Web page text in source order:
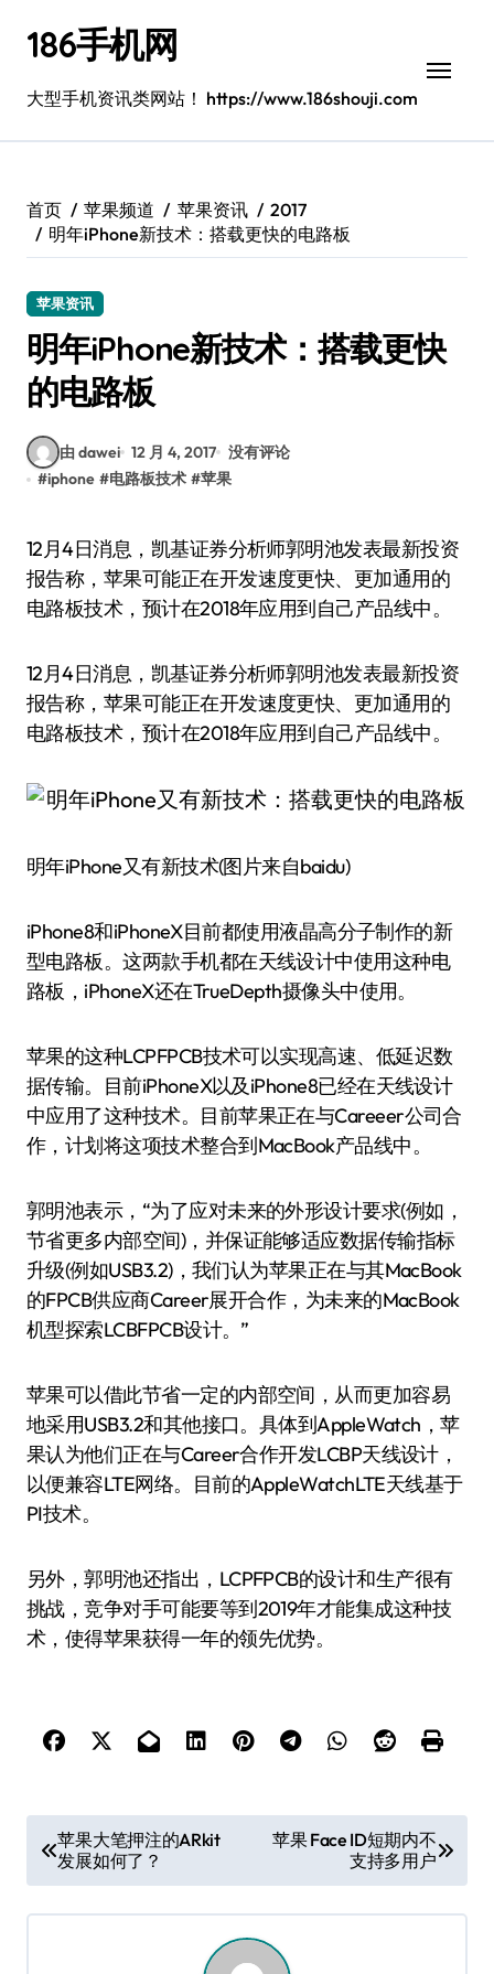
186手机网
大型手机资讯类网站！ https://www.186shouji.com
首页 苹果频道 苹果资讯
2017
明年iPhone新技术：搭载更快的电路板
苹果资讯
明年iPhone新技术：搭载更快
的电路板
由 dawei 12 月 4, 2017 没有评论
#iphone #电路板技术 #苹果
12月4日消息，凯基证券分析师郭明池发表最新投资
报告称，苹果可能正在开发速度更快、更加通用的
电路板技术，预计在2018年应用到自己产品线中。
12月4日消息，凯基证券分析师郭明池发表最新投资
报告称，苹果可能正在开发速度更快、更加通用的
电路板技术，预计在2018年应用到自己产品线中。
明年iPhone又有新技术(图片来自baidu)
iPhone8和iPhoneX目前都使用液晶高分子制作的新
型电路板。这两款手机都在天线设计中使用这种电
路板，iPhoneX还在TrueDepth摄像头中使用。
苹果的这种LCPFPCB技术可以实现高速、低延迟数
据传输。目前iPhoneX以及iPhone8已经在天线设计
中应用了这种技术。目前苹果正在与Careeer公司合
作，计划将这项技术整合到MacBook产品线中。
郭明池表示，“为了应对未来的外形设计要求(例如，
节省更多内部空间)，并保证能够适应数据传输指标
升级(例如USB3.2)，我们认为苹果正在与其MacBook
的FPCB供应商Career展开合作，为未来的MacBook
机型探索LCBFPCB设计。”
苹果可以借此节省一定的内部空间，从而更加容易
地采用USB3.2和其他接口。具体到AppleWatch，苹
果认为他们正在与Career合作开发LCBP天线设计，
以便兼容LTE网络。目前的AppleWatchLTE天线基于
PI技术。
另外，郭明池还指出，LCPFPCB的设计和生产很有
挑战，竞争对手可能要等到2019年才能集成这种技
术，使得苹果获得一年的领先优势。
章
导
苹果大笔押注的ARkit
发展如何了？
苹果 Face ID短期内不
支持多用户